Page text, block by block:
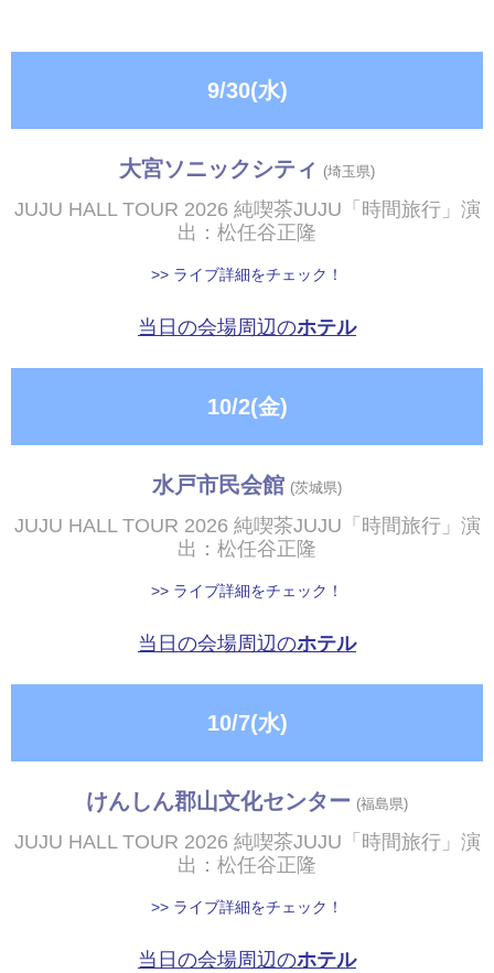
9/30(水)
大宮ソニックシティ (埼玉県)
JUJU HALL TOUR 2026 純喫茶JUJU「時間旅行」演
出：松任谷正隆
>> ライブ詳細をチェック！
当日の会場周辺のホテル
10/2(金)
水戸市民会館 (茨城県)
JUJU HALL TOUR 2026 純喫茶JUJU「時間旅行」演
出：松任谷正隆
>> ライブ詳細をチェック！
当日の会場周辺のホテル
10/7(水)
けんしん郡山文化センター (福島県)
JUJU HALL TOUR 2026 純喫茶JUJU「時間旅行」演
出：松任谷正隆
>> ライブ詳細をチェック！
当日の会場周辺のホテル